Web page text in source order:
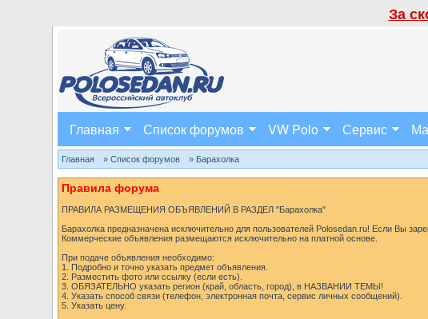
За
Главная Список форумов VW Polo Сервис
Главная » Список форумов » Барахолка
Правила форума
ПРАВИЛА РАЗМЕЩЕНИЯ ОБЪЯВЛЕНИЙ В РАЗДЕЛ "Барахолка"
Барахолка предназначена исключительно для пользователей Polosedan.ru! Если Вы
Коммерческие объявления размещаются исключительно на платной основе.
При подаче объявления необходимо:
1. Подробно и точно указать предмет объявления.
2. Разместить фото или ссылку (если есть).
3. ОБЯЗАТЕЛЬНО указать регион (край, область, город), в НАЗВАНИИ ТЕМЫ!
4. Указать способ связи (телефон, электронная почта, сервис личных сообщений).
5. Указать цену.